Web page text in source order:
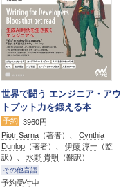
世界で闘う エンジニア・アウ
トプット力を鍛える本
予約 3960円
Piotr Sarna （著者）、 Cynthia
Dunlop （著者）、 伊藤 淳一 （監
訳）、 水野 貴明 （翻訳）
その他言語
予約受付中